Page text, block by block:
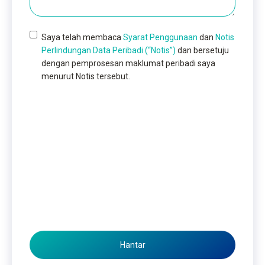
Saya telah membaca Syarat Penggunaan dan Notis
Perlindungan Data Peribadi (“Notis”) dan bersetuju
dengan pemprosesan maklumat peribadi saya
menurut Notis tersebut.
Hantar